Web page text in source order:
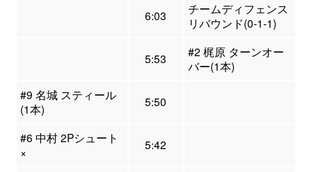
6:03
チームディフェンス
リバウンド(0-1-1)
5:53
#2 梶原 ターンオー
バー(1本)
#9 名城 スティール
(1本)
5:50
#6 中村 2Pシュート
×
5:42